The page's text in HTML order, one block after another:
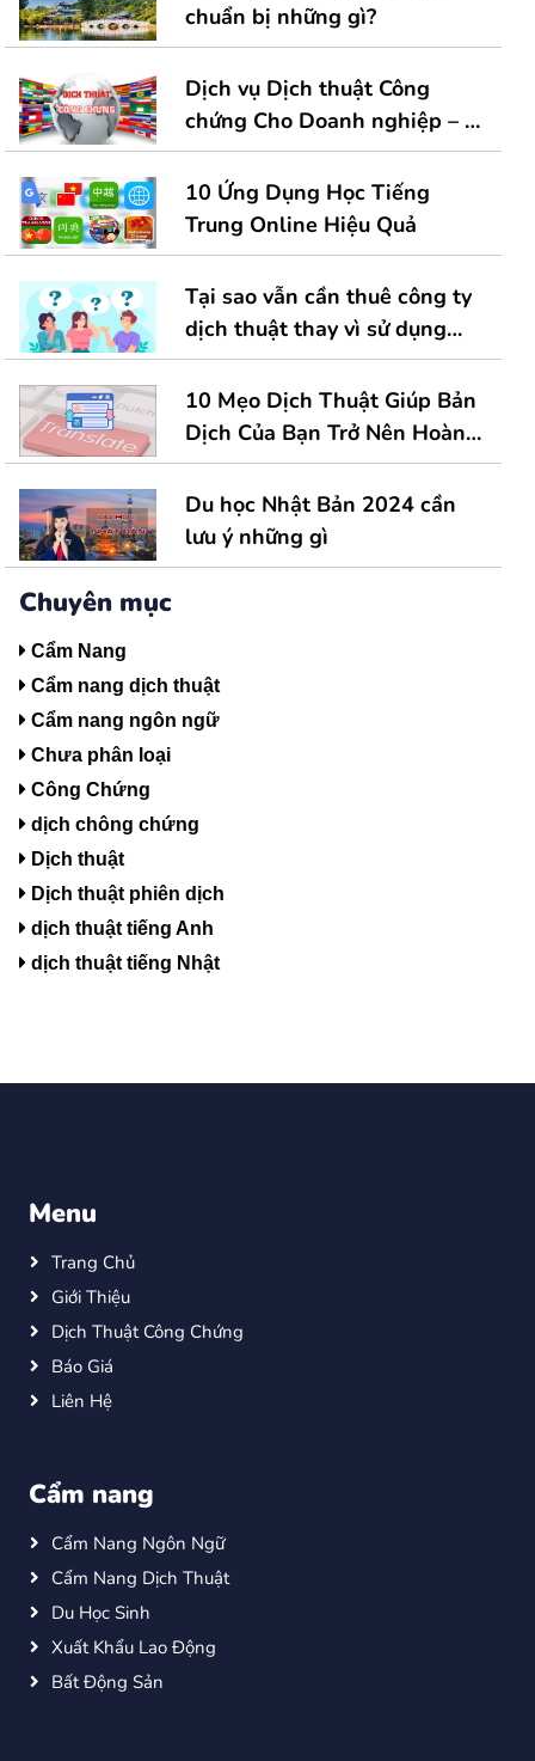
chuẩn bị những gì?
Dịch vụ Dịch thuật Công
chứng Cho Doanh nghiệp – 1
Giải Pháp Toàn Diện Cho Hồ
Sơ Kinh Doanh Quốc Tế
10 Ứng Dụng Học Tiếng
Trung Online Hiệu Quả
Tại sao vẫn cần thuê công ty
dịch thuật thay vì sử dụng
công cụ dịch tự động
10 Mẹo Dịch Thuật Giúp Bản
Dịch Của Bạn Trở Nên Hoàn
Hảo Hơn
Du học Nhật Bản 2024 cần
lưu ý những gì
Chuyên mục
Cẩm Nang
Cẩm nang dịch thuật
Cẩm nang ngôn ngữ
Chưa phân loại
Công Chứng
dịch chông chứng
Dịch thuật
Dịch thuật phiên dịch
dịch thuật tiếng Anh
dịch thuật tiếng Nhật
Menu
Trang Chủ
Giới Thiệu
Dịch Thuật Công Chứng
Báo Giá
Liên Hệ
Cẩm nang
Cẩm Nang Ngôn Ngữ
Cẩm Nang Dịch Thuật
Du Học Sinh
Xuất Khẩu Lao Động
Bất Động Sản